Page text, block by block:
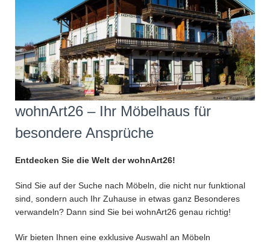
wohnArt26 – Ihr Möbelhaus für
besondere Ansprüche
Entdecken Sie die Welt der wohnArt26!
Sind Sie auf der Suche nach Möbeln, die nicht nur funktional
sind, sondern auch Ihr Zuhause in etwas ganz Besonderes
verwandeln? Dann sind Sie bei wohnArt26 genau richtig!
Wir bieten Ihnen eine exklusive Auswahl an Möbeln